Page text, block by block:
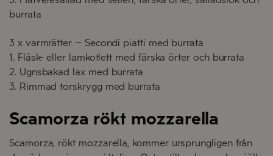
burrata
3 x varmrätter – Secondi piatti med burrata
1. Fläsk- eller lamkotlett med färska örter och burrata
2. Ugnsbakad lax med burrata
3. Rimmad torskrygg med burrata
Scamorza rökt mozzarella
Scamorza, rökt mozzarella, kommer ursprungligen från